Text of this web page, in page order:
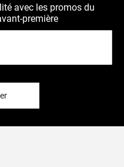
avec les promos du
première